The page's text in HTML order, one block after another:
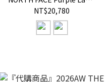
紫標 GORE-TEX Field
Jacket 外套 N26SA056
NT$20,780